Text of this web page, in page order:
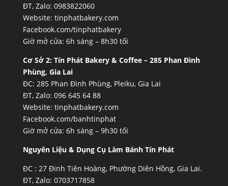
ĐT, Zalo: 0983822060
Website: tinphatbakery.com
Facebook.com/tinphatbakery
Giờ mở cửa: 6h sáng – 8h30 tối
Cơ Sở 2: Tín Phát Bakery & Coffee – 285 Phan Đình
Phùng, Gia Lai
ĐC: 285 Phan Đình Phùng, Pleiku, Gia Lai
ĐT, Zalo: 096 645 64 88
Website: tinphatbakery.com
Facebook.com/banhtinphat
Giờ mở cửa: 6h sáng – 9h30 tối
Nguyên Liệu & Dụng Cụ Làm Bánh Tín Phát
ĐC : 27 Đinh Tiên Hoàng, Phường Diên Hồng, Gia Lai.
ĐT, Zalo: 0703717858